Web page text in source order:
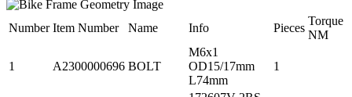
Number Item Number Name Info Pieces
Torque
NM
1 A2300000696 BOLT
M6x1
OD15/17mm
L74mm
1